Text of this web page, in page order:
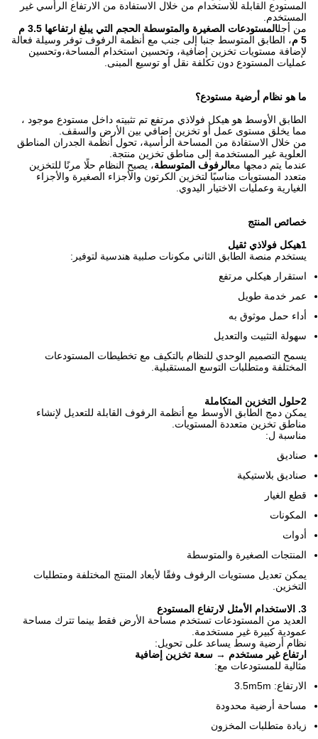
المستودع القابلة للاستخدام من خلال الاستفادة من الارتفاع الرأسي غير
المستخدم.
من أجل
المستودعات الصغيرة والمتوسطة الحجم التي يبلغ ارتفاعها 3.5 م
5 م
، الطابق المتوسط جنبا إلى جنب مع أنظمة الرفوف توفر وسيلة فعالة
لإضافة مستويات تخزين إضافية، وتحسين استخدام المساحة،وتحسين
عمليات المستودع دون تكلفة نقل أو توسيع المبنى.
ما هو نظام أرضية مستودع؟
الطابق الأوسط هو هيكل فولاذي مرتفع تم تثبيته داخل مستودع موجود ،
مما يخلق مستوى عمل أو تخزين إضافي بين الأرض والسقف.
من خلال الاستفادة من المساحة الرأسية، تحول أنظمة الجدران المناطق
العلوية غير المستخدمة إلى مناطق تخزين منتجة.
عندما يتم دمجها معالرفوف المتوسطة، يصبح النظام حلًا مرنًا للتخزين
متعدد المستويات مناسبًا لتخزين الكرتون والأجزاء الصغيرة والأجزاء
الغيارية وعمليات الاختيار اليدوي.
خصائص المنتج
1هيكل فولاذي ثقيل
يستخدم منصة الطابق الثاني مكونات صلبية هندسية لتوفير:
استقرار هيكلي مرتفع
عمر خدمة طويل
أداء حمل موثوق به
سهولة التثبيت والتعديل
يسمح التصميم الوحدي للنظام بالتكيف مع تخطيطات المستودعات
المختلفة ومتطلبات التوسع المستقبلية.
2حلول التخزين المتكاملة
يمكن دمج الطابق الأوسط مع أنظمة الرفوف القابلة للتعديل لإنشاء
مناطق تخزين متعددة المستويات.
مناسبة ل:
صناديق
صناديق بلاستيكية
قطع الغيار
المكونات
أدوات
المنتجات الصغيرة والمتوسطة
يمكن تعديل مستويات الرفوف وفقًا لأبعاد المنتج المختلفة ومتطلبات
التخزين.
3. الاستخدام الأمثل لارتفاع المستودع
العديد من المستودعات تستخدم مساحة الأرض فقط بينما تترك مساحة
عمودية كبيرة غير مستخدمة.
نظام أرضية وسط يساعد على تحويل:
ارتفاع غير مستخدم → سعة تخزين إضافية
مثالية للمستودعات مع:
الارتفاع: 3.5m5m
مساحة أرضية محدودة
زيادة متطلبات المخزون